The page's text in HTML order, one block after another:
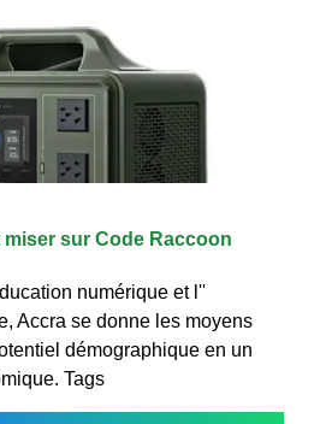
miser sur Code Raccoon
numérique et l''
Accra se donne les moyens
démographique en un
Tags